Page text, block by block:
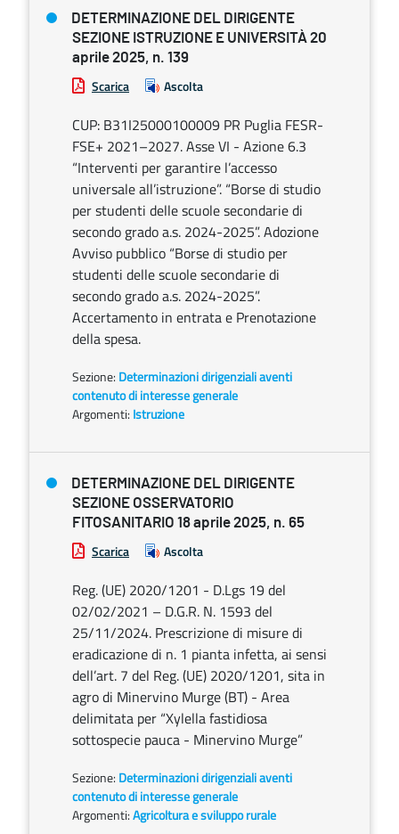
DETERMINAZIONE DEL DIRIGENTE
SEZIONE ISTRUZIONE E UNIVERSITÀ 20
aprile 2025, n. 139
Scarica Ascolta
CUP: B31I25000100009 PR Puglia FESR-
FSE+ 2021–2027. Asse VI - Azione 6.3
“Interventi per garantire l’accesso
universale all’istruzione”. “Borse di studio
per studenti delle scuole secondarie di
secondo grado a.s. 2024-2025”. Adozione
Avviso pubblico “Borse di studio per
studenti delle scuole secondarie di
secondo grado a.s. 2024-2025”.
Accertamento in entrata e Prenotazione
della spesa.
Sezione: Determinazioni dirigenziali aventi
contenuto di interesse generale
Argomenti: Istruzione
DETERMINAZIONE DEL DIRIGENTE
SEZIONE OSSERVATORIO
FITOSANITARIO 18 aprile 2025, n. 65
Scarica Ascolta
Reg. (UE) 2020/1201 - D.Lgs 19 del
02/02/2021 – D.G.R. N. 1593 del
25/11/2024. Prescrizione di misure di
eradicazione di n. 1 pianta infetta, ai sensi
dell’art. 7 del Reg. (UE) 2020/1201, sita in
agro di Minervino Murge (BT) - Area
delimitata per “Xylella fastidiosa
sottospecie pauca - Minervino Murge”
Sezione: Determinazioni dirigenziali aventi
contenuto di interesse generale
Argomenti:Agricoltura e sviluppo rurale